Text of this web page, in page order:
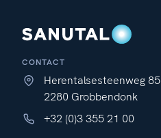
CONTACT
Herentalsesteenweg 85
2280 Grobbendonk
+32 (0)3 355 21 00